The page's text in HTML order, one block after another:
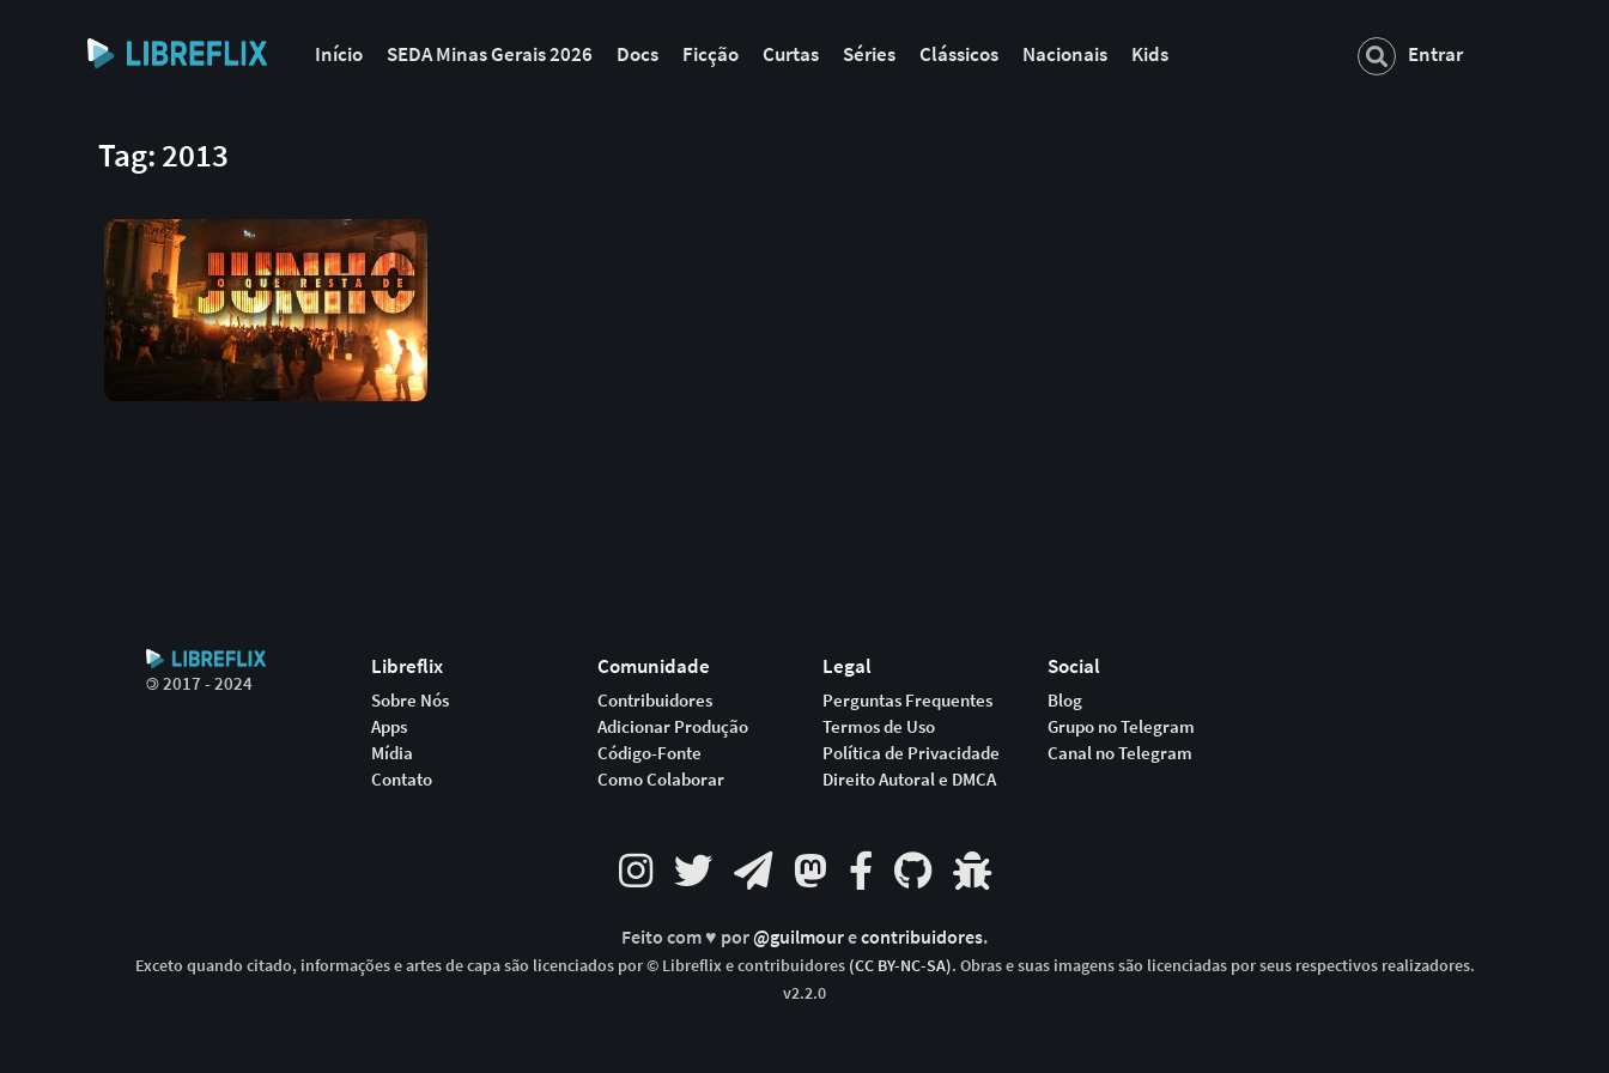
Início SEDA Minas Gerais 2026 Docs Ficção Curtas Séries Clássicos Nacionais Kids Entrar
Tag: 2013
©2017 - 2024
Libreflix
Sobre Nós
Apps
Mídia
Contato
Comunidade
Contribuidores
Adicionar Produção
Código-Fonte
Como Colaborar
Legal
Perguntas Frequentes
Termos de Uso
Política de Privacidade
Direito Autoral e DMCA
Social
Blog
Grupo no Telegram
Canal no Telegram
Feito com ♥ por@guilmourecontribuidores.
Exceto quando citado, informações e artes de capa são licenciados por © Libreflix e contribuidores (CC BY-NC-SA). Obras e suas imagens são licenciadas por seus respectivos realizadores.
v2.2.0